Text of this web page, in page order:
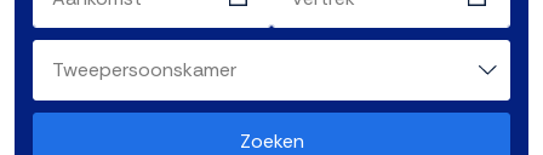
Zoeken